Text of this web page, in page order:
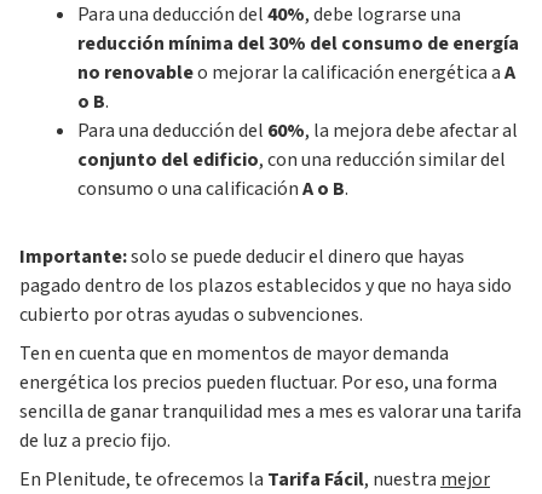
Para una deducción del40%, debe lograrse una
reducción mínima del 30% del consumo de energía
no renovableo mejorar la calificación energética aA
o B.
Para una deducción del 60%, la mejora debe afectar al
conjunto del edificio, con una reducción similar del
consumo o una calificaciónA o B.
Importante:solo se puede deducir el dinero que hayas
pagado dentro de los plazos establecidos y que no haya sido
cubierto por otras ayudas o subvenciones.
Ten en cuenta que en momentos de mayor demanda
energética los precios pueden fluctuar. Por eso, una forma
sencilla de ganar tranquilidad mes a mes es valorar una tarifa
de luz a precio fijo.
En Plenitude, te ofrecemos la Tarifa Fácil, nuestra mejor